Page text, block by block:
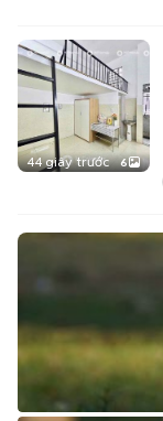
44 giây trước 6